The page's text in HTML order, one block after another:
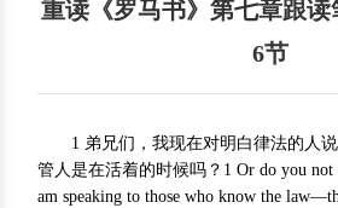
重读《罗马书》第七章跟读
6节
1 弟兄们，我现在对明白律法的人
管人是在活着的时候吗？1 Or do you
am speaking to those who know the